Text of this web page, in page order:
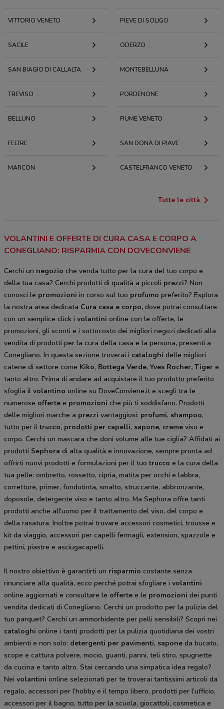
VITTORIO VENETO PIEVE DI SOLIGO
SACILE ODERZO
SAN BIAGIO DI CALLALTA MONTEBELLUNA
TREVISO PORDENONE
BELLUNO FIUME VENETO
FELTRE SAN DONÀ DI PIAVE
MARCON CASTELFRANCO VENETO
Tutte le città
VOLANTINI E OFFERTE DI CURA CASA E CORPO A
CONEGLIANO: RISPARMIA CON DOVECONVIENE
Cerchi un negozio che venda tutto per la cura del tuo corpo e
della tua casa? Cerchi prodotti di qualità a piccoli prezzi? Non
conosci le promozioni in corso sul tuo profumo preferito? Esplora
la nostra area dedicata Cura casa e corpo, dove potrai consultare
con un semplice click i volantini online con le offerte, le
promozioni, gli sconti e i sottocosto dei migliori negozi dedicati alla
vendita di prodotti per la cura della casa e la persona, presenti a
Conegliano. In questa sezione troverai i cataloghi delle migliori
catene di settore come Kiko, Bottega Verde, Yves Rocher, Tiger e
tanto altro. Prima di andare ad acquistare il tuo prodotto preferito
sfoglia il volantino online su DoveConviene.it e scegli tra le
numerose offerte e promozioni che più ti soddisfano. Prodotti
delle migliori marche a prezzi vantaggiosi: profumi, shampoo,
tutto per iltrucco, prodotti per capelli, sapone, creme viso e
corpo. Cerchi un mascara che doni volume alle tue ciglia? Affidati ai
prodotti Sephora di alta qualità e innovazione, sempre pronta ad
offrirti nuovi prodotti e formulazioni per il tuotrucco e la cura della
tua pelle: ombretto, rossetto, cipria, matita per occhi e labbra,
correttore, primer, fondotinta, smalto, struccante, abbronzante,
doposole, detergente viso e tanto altro. Ma Sephora offre tanti
prodotti anche all'uomo per il trattamento del viso, del corpo e
della rasatura. Inoltre potrai trovare accessori cosmetici, trousse e
kit da viaggio, accessori per capelli fermagli, extension, spazzole e
pettini, piastre e asciugacapelli.
Il nostro obiettivo è garantirti un risparmio costante senza
rinunciare alla qualità, ecco perché potrai sfogliare i volantini
online aggiornati e consultare le offerte e le promozioni dei punti
vendita dedicati di Conegliano. Cerchi un prodotto per la pulizia del
tuo parquet? Cerchi un ammorbidente per pelli sensibili? Scopri nei
cataloghi online i tanti prodotti per la pulizia quotidiana dei vostri
ambienti e non solo: detergenti per pavimenti, sapone da bucato,
scope e cattura polvere, mocio, guanti, panni, teli stiro, spugnette
da cucina e tanto altro. Stai cercando una simpatica idea regalo?
Nei volantini online selezionati per te troverai tantissimi articoli da
regalo, accessori per l’hobby e il tempo libero, prodotti per l’ufficio,
accessori per il bagno, tutto per la scuola, giocattoli, cosmetica e